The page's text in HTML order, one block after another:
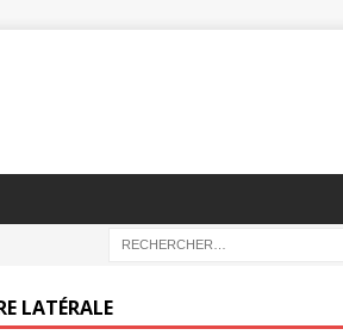
LATÉRALE